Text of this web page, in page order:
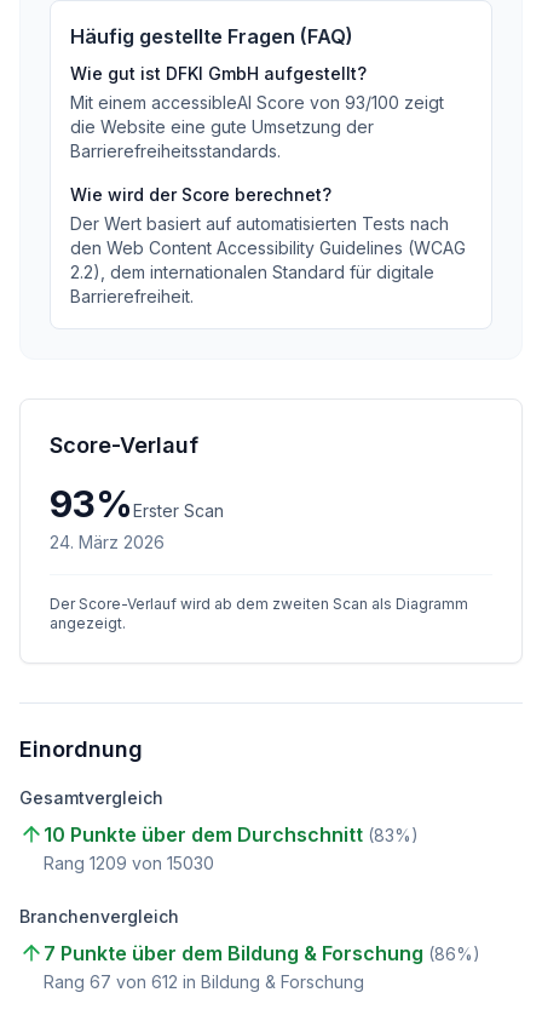
Häufig gestellte Fragen (FAQ)
Wie gut ist DFKI GmbH aufgestellt?
Mit einem accessibleAI Score von 93/100 zeigt
die Website eine gute Umsetzung der
Barrierefreiheitsstandards.
Wie wird der Score berechnet?
Der Wert basiert auf automatisierten Tests nach
den Web Content Accessibility Guidelines (WCAG
2.2), dem internationalen Standard für digitale
Barrierefreiheit.
Score-Verlauf
93%Erster Scan
24. März 2026
Der Score-Verlauf wird ab dem zweiten Scan als Diagramm
angezeigt.
Einordnung
Gesamtvergleich
10 Punkte über dem Durchschnitt (83%)
Rang 1209 von 15030
Branchenvergleich
7 Punkte über dem Bildung & Forschung (86%)
Rang 67 von 612 in Bildung & Forschung